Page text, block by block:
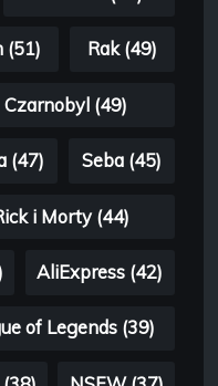
(51) Rak (49)
Czarnobyl (49)
(47) Seba (45)
i Morty (44)
AliExpress (42)
of Legends (39)